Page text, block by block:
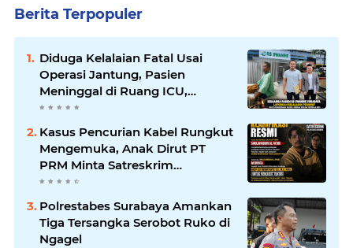
Berita Terpopuler
Diduga Kelalaian Fatal Usai
Operasi Jantung, Pasien
Meninggal di Ruang ICU,
Keluarga Tuntut RSUD dr.
Soewandhie Bertanggung
Jawab
Kasus Pencurian Kabel Rungkut
Mengemuka, Anak Dirut PT
PRM Minta Satreskrim
Polrestabes Surabaya Usut
Hingga Tuntas
Polrestabes Surabaya Amankan
Tiga Tersangka Serobot Ruko di
Ngagel